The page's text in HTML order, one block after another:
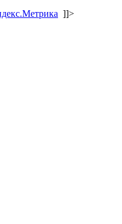
]]>